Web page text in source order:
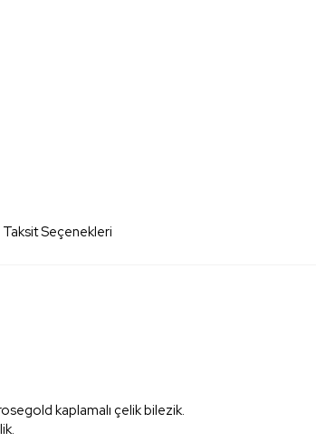
Taksit Seçenekleri
kaplamalı çelik bilezik.